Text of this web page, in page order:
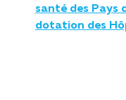
santé des Pays
dotation des